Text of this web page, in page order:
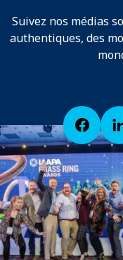
Suivez nos médias
authentiques, des